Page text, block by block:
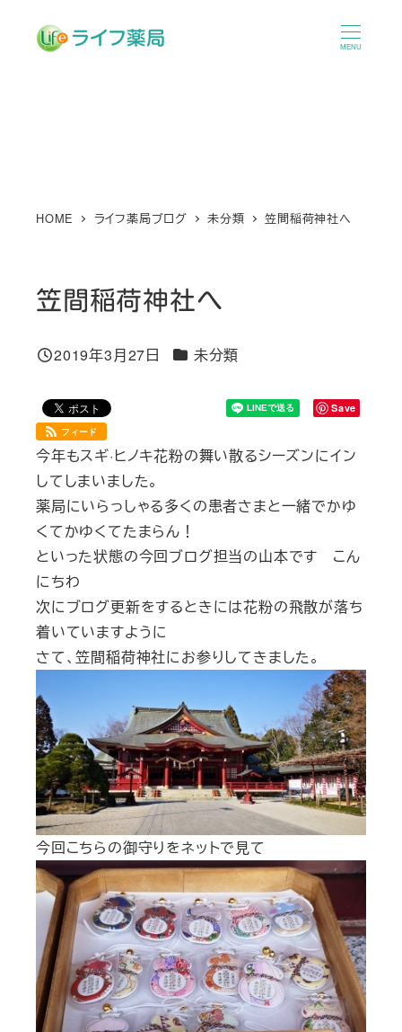
MENU
HOME ライフ薬局ブログ 未分類 笠間稲荷神社へ
笠間稲荷神社へ
投稿日
2019年3月27日 カテゴリー
未分類
Save
フィード
今年もスギ·ヒノキ花粉の舞い散るシーズンにイン
してしまいました。
薬局にいらっしゃる多くの患者さまと一緒でかゆ
くてかゆくてたまらん！
といった状態の今回ブログ担当の山本です こん
にちわ
次にブログ更新をするときには花粉の飛散が落ち
着いていますように
さて、笠間稲荷神社にお参りしてきました。
今回こちらの御守りをネットで見て